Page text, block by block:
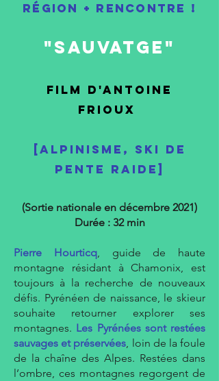
région + RENCONTRE !
"SAUVATGE"
Film d'antoine
frioux
[alpinisme, ski de
pente raide]
(Sortie nationale en décembre 2021)
Durée : 32 min
Pierre Hourticq, guide de haute
montagne résidant à Chamonix, est
toujours à la recherche de nouveaux
défis. Pyrénéen de naissance, le skieur
souhaite retourner explorer ses
montagnes. Les Pyrénées sont restées
sauvages et préservées, loin de la foule
de la chaîne des Alpes. Restées dans
l’ombre, ces montagnes regorgent de